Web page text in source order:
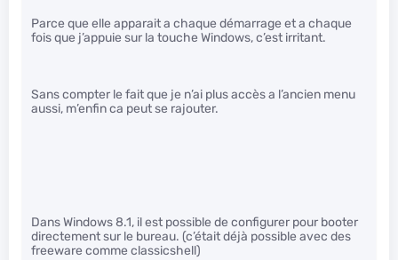
Parce que elle apparait a chaque démarrage et a chaque
fois que j’appuie sur la touche Windows, c’est irritant.
Sans compter le fait que je n’ai plus accès a l’ancien menu
aussi, m’enfin ca peut se rajouter.
Dans Windows 8.1, il est possible de configurer pour booter
directement sur le bureau. (c’était déjà possible avec des
freeware comme classicshell)